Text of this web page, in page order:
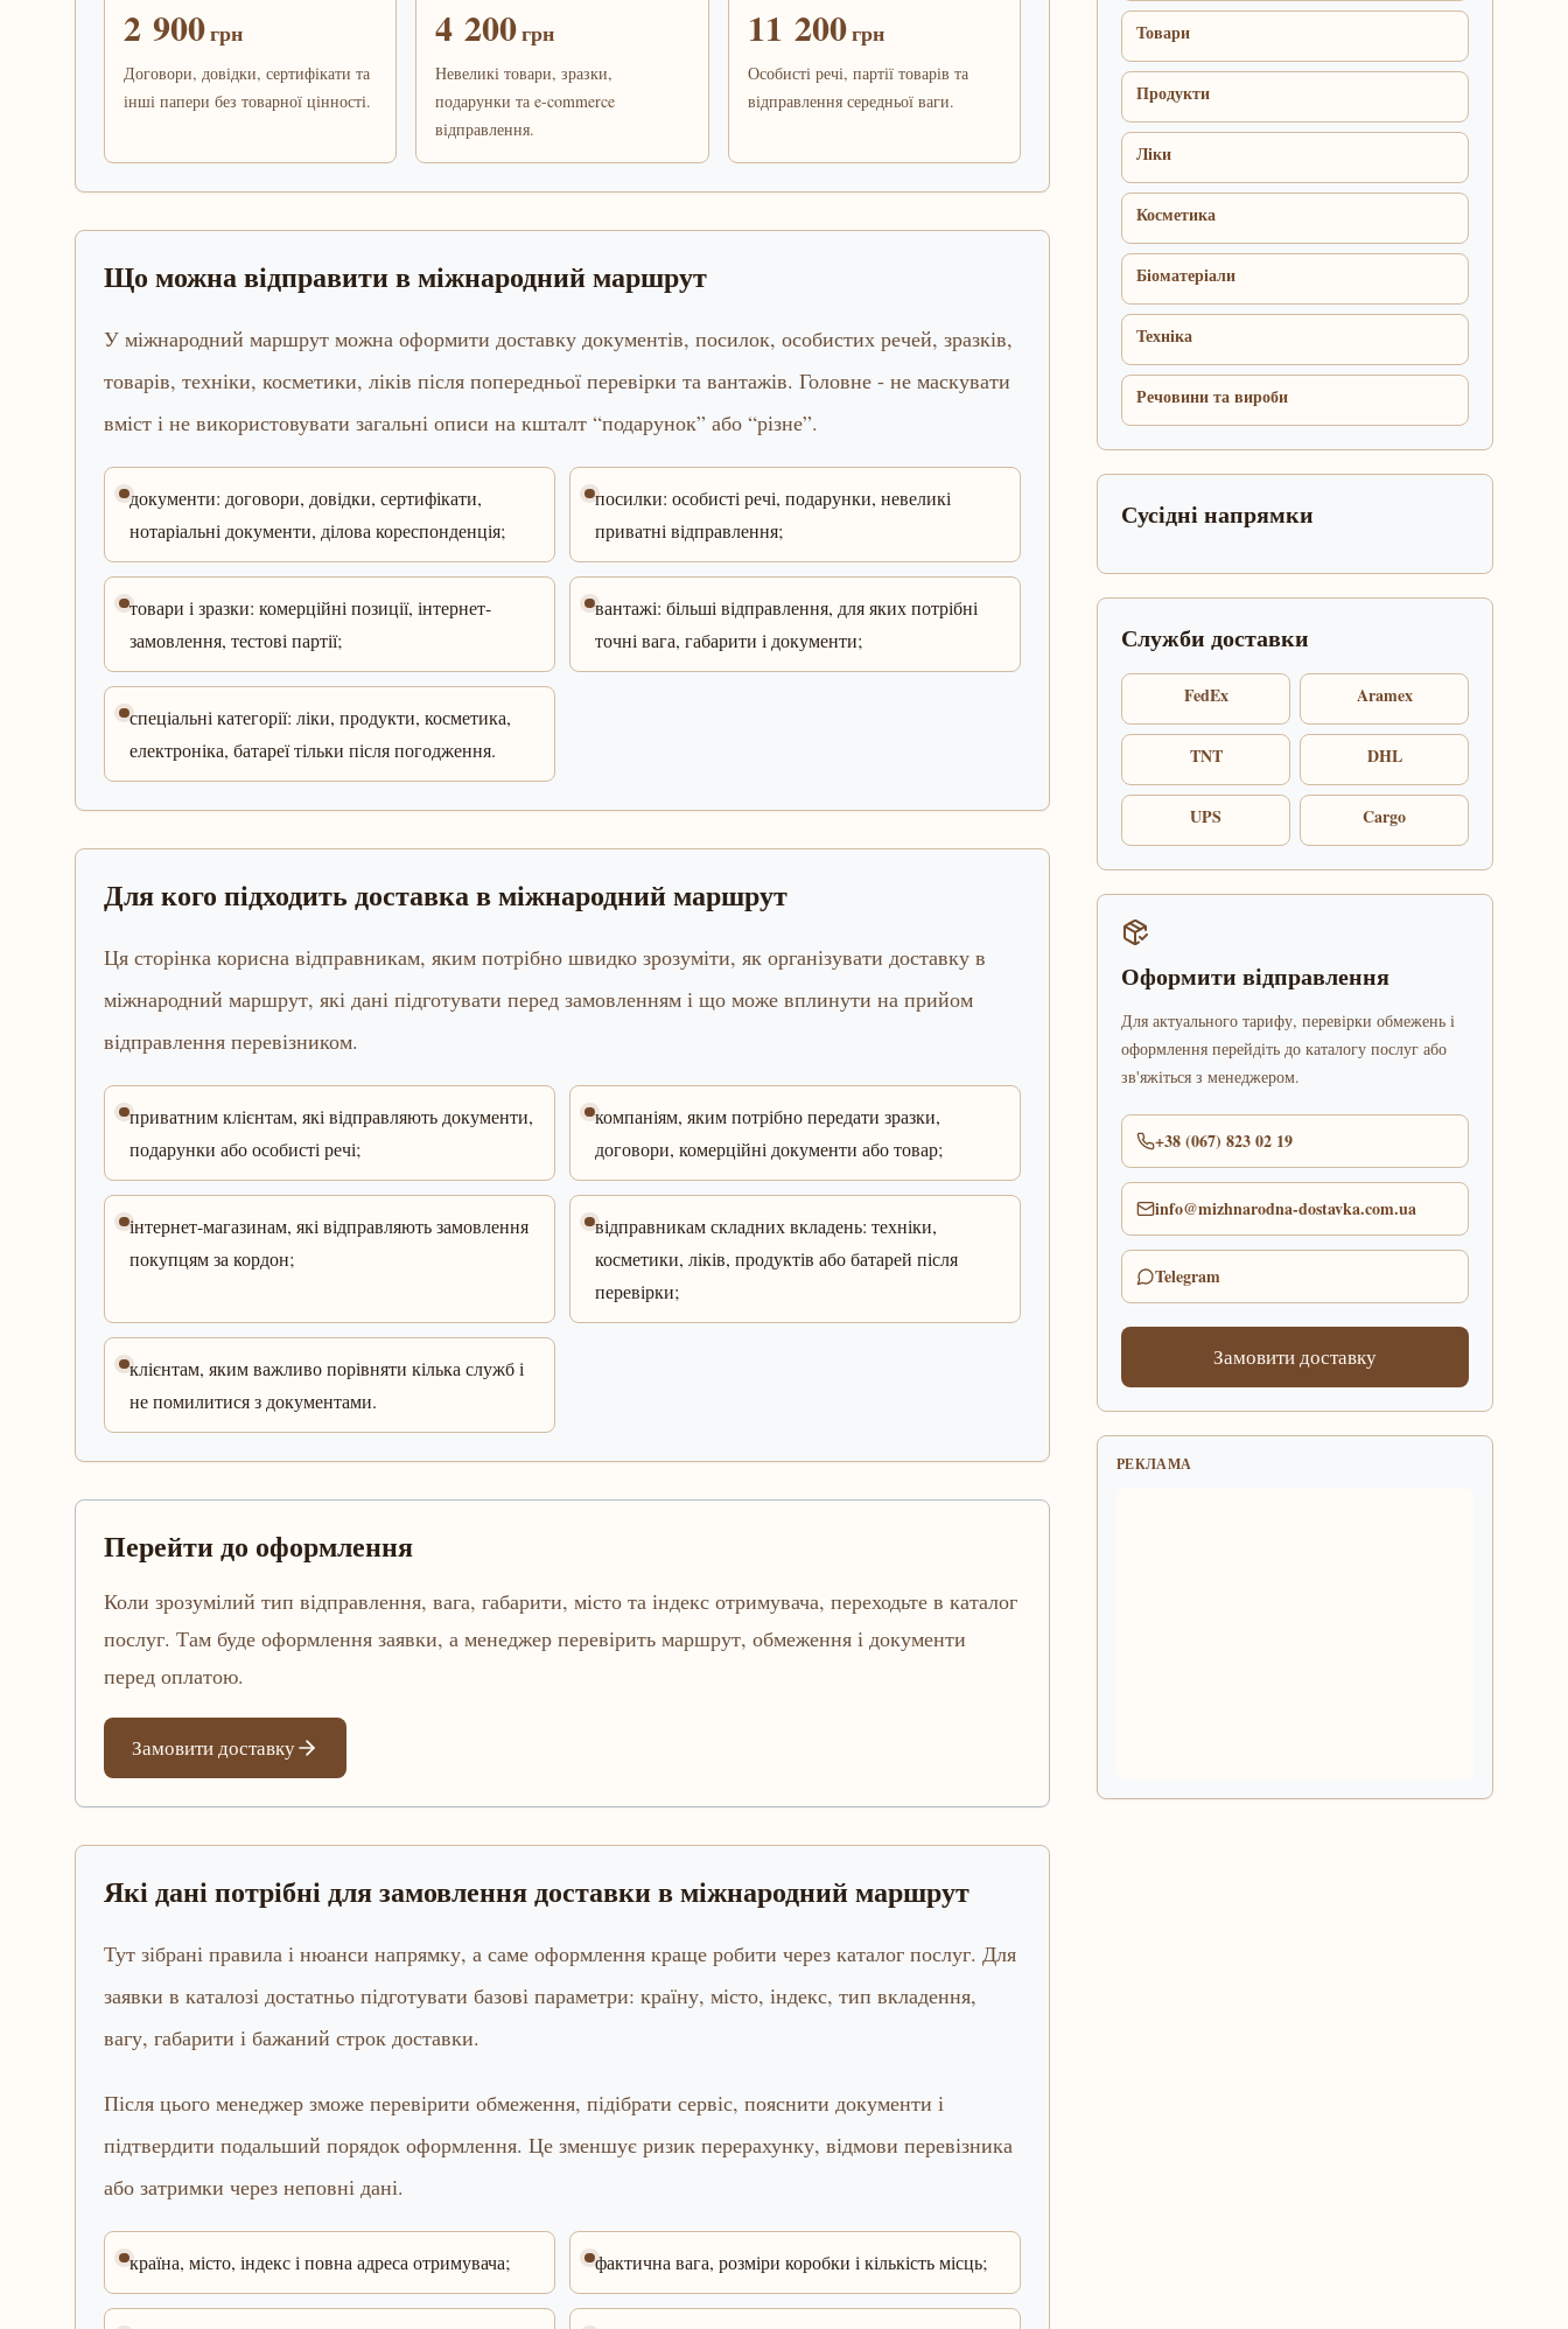
2 900грн
Договори, довідки, сертифікати та
інші папери без товарної цінності.
4 200грн
Невеликі товари, зразки,
подарунки та e-commerce
відправлення.
11 200грн
Особисті речі, партії товарів та
відправлення середньої ваги.
Що можна відправити в міжнародний маршрут
У міжнародний маршрут можна оформити доставку документів, посилок, особистих речей, зразків,
товарів, техніки, косметики, ліків після попередньої перевірки та вантажів. Головне - не маскувати
вміст і не використовувати загальні описи на кшталт “подарунок” або “різне”.
документи: договори, довідки, сертифікати,
нотаріальні документи, ділова кореспонденція;
посилки: особисті речі, подарунки, невеликі
приватні відправлення;
товари і зразки: комерційні позиції, інтернет-
замовлення, тестові партії;
вантажі: більші відправлення, для яких потрібні
точні вага, габарити і документи;
спеціальні категорії: ліки, продукти, косметика,
електроніка, батареї тільки після погодження.
Для кого підходить доставка в міжнародний маршрут
Ця сторінка корисна відправникам, яким потрібно швидко зрозуміти, як організувати доставку в
міжнародний маршрут, які дані підготувати перед замовленням і що може вплинути на прийом
відправлення перевізником.
приватним клієнтам, які відправляють документи,
подарунки або особисті речі;
компаніям, яким потрібно передати зразки,
договори, комерційні документи або товар;
інтернет-магазинам, які відправляють замовлення
покупцям за кордон;
відправникам складних вкладень: техніки,
косметики, ліків, продуктів або батарей після
перевірки;
клієнтам, яким важливо порівняти кілька служб і
не помилитися з документами.
Перейти до оформлення
Коли зрозумілий тип відправлення, вага, габарити, місто та індекс отримувача, переходьте в каталог
послуг. Там буде оформлення заявки, а менеджер перевірить маршрут, обмеження і документи
перед оплатою.
Замовити доставку
Які дані потрібні для замовлення доставки в міжнародний маршрут
Тут зібрані правила і нюанси напрямку, а саме оформлення краще робити через каталог послуг. Для
заявки в каталозі достатньо підготувати базові параметри: країну, місто, індекс, тип вкладення,
вагу, габарити і бажаний строк доставки.
Після цього менеджер зможе перевірити обмеження, підібрати сервіс, пояснити документи і
підтвердити подальший порядок оформлення. Це зменшує ризик перерахунку, відмови перевізника
або затримки через неповні дані.
країна, місто, індекс і повна адреса отримувача; фактична вага, розміри коробки і кількість місць;
Товари
Продукти
Ліки
Косметика
Біоматеріали
Техніка
Речовини та вироби
Сусідні напрямки
Служби доставки
FedEx Aramex
TNT DHL
UPS Cargo
Оформити відправлення
Для актуального тарифу, перевірки обмежень і
оформлення перейдіть до каталогу послуг або
зв'яжіться з менеджером.
+38 (067) 823 02 19
info@mizhnarodna-dostavka.com.ua
Telegram
Замовити доставку
РЕКЛАМА